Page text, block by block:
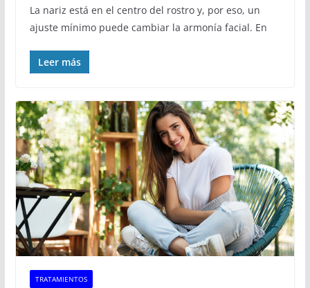
La nariz está en el centro del rostro y, por eso, un
ajuste mínimo puede cambiar la armonía facial. En
Leer más
TRATAMIENTOS